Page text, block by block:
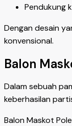
Pendukung
Dengan desain
konvensional.
Balon
Dalam sebuah
keberhasilan
Balon Maskot